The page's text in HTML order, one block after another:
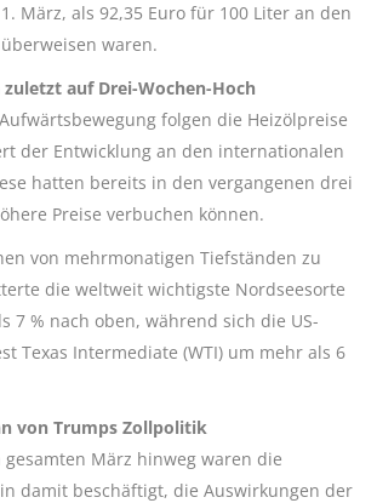
März, als 92,35 Euro für 100 Liter an den
waren.
auf Drei-Wochen-Hoch
folgen die Heizölpreise
der Entwicklung an den internationalen
hatten bereits in den vergangenen drei
Preise verbuchen können.
von mehrmonatigen Tiefständen zu
die weltweit wichtigste Nordseesorte
7 % nach oben, während sich die US-
Texas Intermediate (WTI) um mehr als 6
von Trumps Zollpolitik
März hinweg waren die
damit beschäftigt, die Auswirkungen der